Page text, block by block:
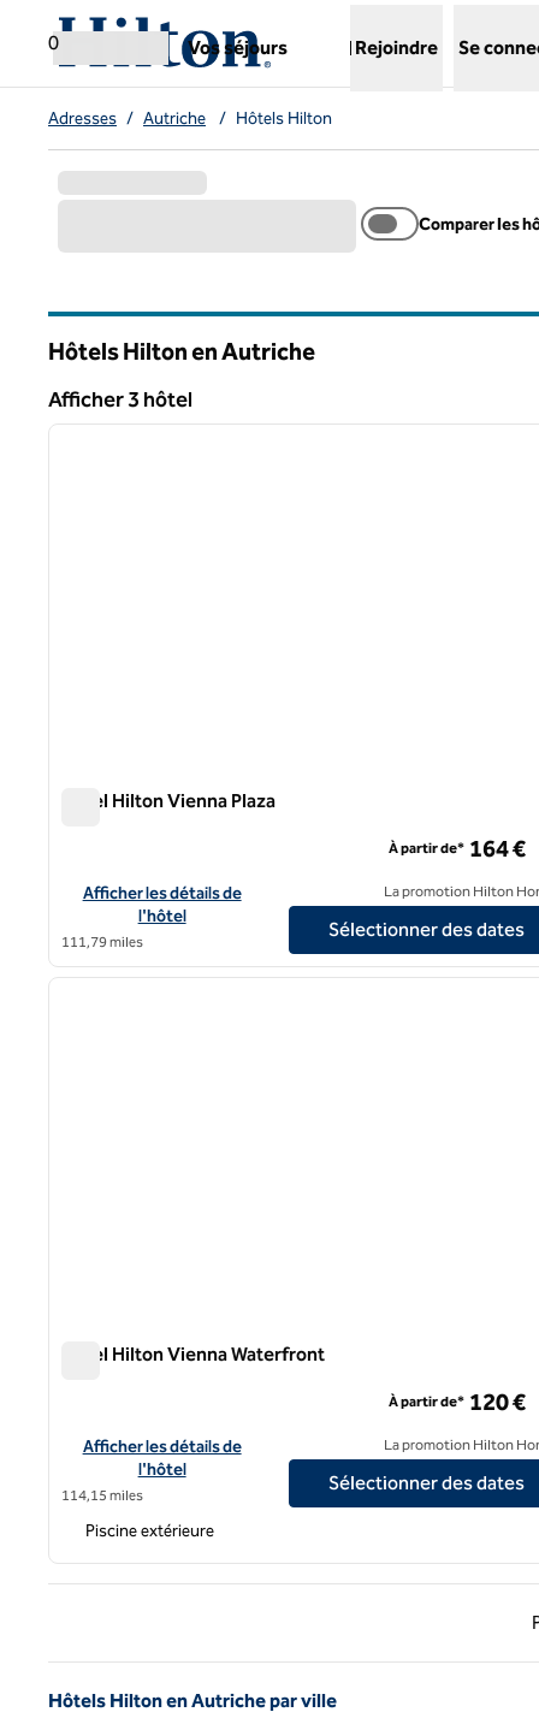
Aller directement au contenu
0
Vos séjours Rejoindre Se
Adresses / Autriche / Hôtels Hilton
Comparer les
Hôtels Hilton en Autriche
Afficher 3 hôtel
Afficher 3 hôtel
1 sur 12
Hôtel Hilton Vienna Plaza
Afficher les détails de l'hôtel Hilton Vienna Plaza
Afficher les détails de
l'hôtel
111,79 miles
À partir de* 164 €
La promotion Hilton
Sélectionner des dates
1
1 sur 12
Hôtel Hilton Vienna Waterfront
Afficher les détails de l'hôtel Hilton Vienna Waterfront
Afficher les détails de
l'hôtel
114,15 miles
À partir de* 120 €
La promotion Hilton
Sélectionner des dates
Piscine extérieure
Hôtels Hilton en Autriche par ville